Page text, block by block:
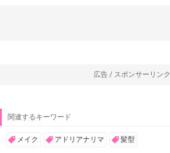
広告 / スポンサーリンク
関連するキーワード
メイク アドリアナリマ 髪型